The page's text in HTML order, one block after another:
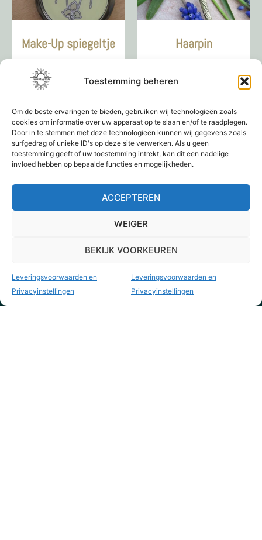
Toestemming beheren
Om de beste ervaringen te bieden, gebruiken wij technologieën zoals
cookies om informatie over uw apparaat op te slaan en/of te raadplegen.
Door in te stemmen met deze technologieën kunnen wij gegevens zoals
surfgedrag of unieke ID's op deze site verwerken. Als u geen
toestemming geeft of uw toestemming intrekt, kan dit een nadelige
invloed hebben op bepaalde functies en mogelijkheden.
ACCEPTEREN
WEIGER
BEKIJK VOORKEUREN
Leveringsvoorwaarden en
Privacyinstellingen
Leveringsvoorwaarden en
Privacyinstellingen
Make-Up spiegeltje Haarpin
← 1 2 3 4